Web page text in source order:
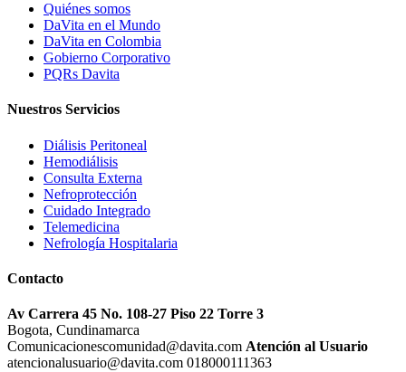
Quiénes somos
DaVita en el Mundo
DaVita en Colombia
Gobierno Corporativo
PQRs Davita
Nuestros Servicios
Diálisis Peritoneal
Hemodiálisis
Consulta Externa
Nefroprotección
Cuidado Integrado
Telemedicina
Nefrología Hospitalaria
Contacto
Av Carrera 45 No. 108-27 Piso 22 Torre 3
Bogota, Cundinamarca
Comunicacionescomunidad@davita.com Atención al Usuario
atencionalusuario@davita.com 018000111363